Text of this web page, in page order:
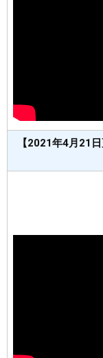
【2021年4月21